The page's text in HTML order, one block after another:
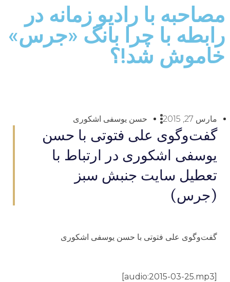
مصاحبه با راديو زمانه در
رابطه با چرا بانگ «جرس»
خاموش شد!؟
مارس 27, 2015 حسن یوسفی اشکوری
گفت‌وگوی على فتوتى با حسن
یوسفی اشکوری در ارتباط با
تعطيل سايت جنبش سبز
(جرس)
گفت‌وگوی على فتوتى با حسن یوسفی اشکوری
[audio:2015-03-25.mp3]